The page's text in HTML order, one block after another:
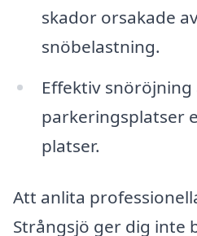
skador orsakade
snöbelastning.
Effektiv
parkeringsplatser
platser.
Att anlita
Strångsjö ger dig inte